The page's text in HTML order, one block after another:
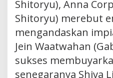
Shitoryu), Anna
Shitoryu) merebut
mengandaskan
Jein Waatwahan
sukses
senegaranya Shiva